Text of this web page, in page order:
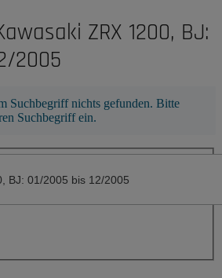
ZRX 1200, BJ:
2005
Suchbegriff nichts gefunden. Bitte
Suchbegriff ein.